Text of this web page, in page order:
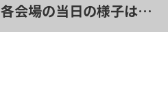
各会場の当日の様子は…